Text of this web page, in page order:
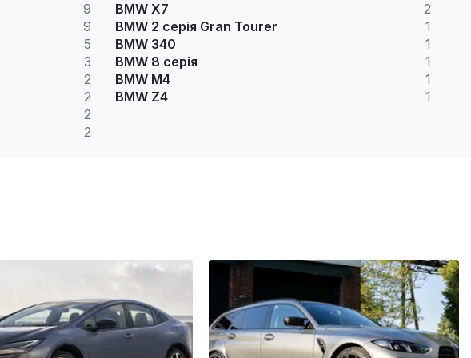
9
9
5
3
2
2
2
2
BMW X7
2
BMW 2 серія Gran Tourer
1
BMW 340
1
BMW 8 серія
1
BMW M4
1
BMW Z4
1